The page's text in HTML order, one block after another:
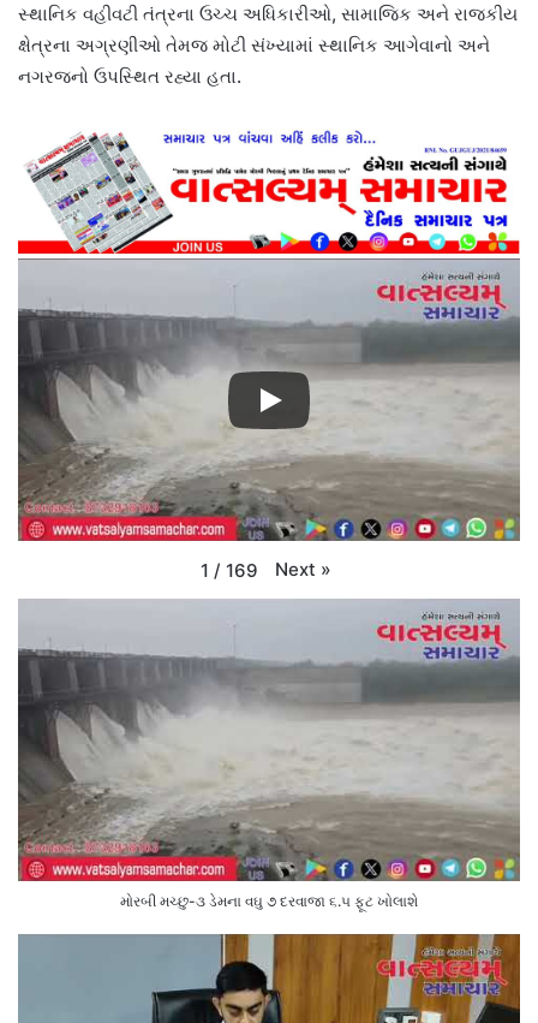
સ્થાનિક વહીવટી તંત્રના ઉચ્ચ અધિકારીઓ, સામાજિક અને રાજકીય
ક્ષેત્રના અગ્રણીઓ તેમજ મોટી સંખ્યામાં સ્થાનિક આગેવાનો અને
નગરજનો ઉપસ્થિત રહ્યા હતા.
1 / 169 Next »
મોરબી મચ્છુ-૩ ડેમના વઘુ ૭ દરવાજા ૬.૫ ફૂટ ખોલાશે